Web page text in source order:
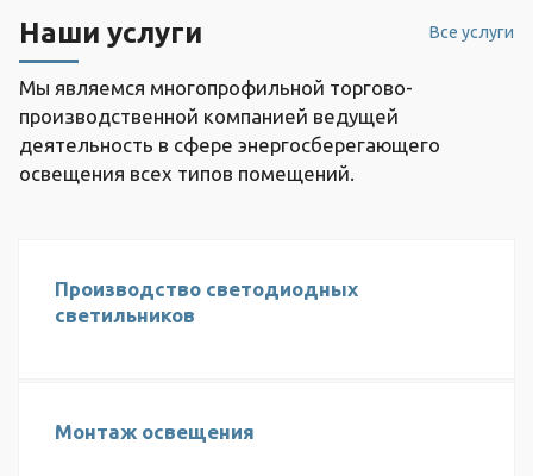
Все услуги
Наши услуги
Мы являемся многопрофильной торгово-
производственной компанией ведущей
деятельность в сфере энергосберегающего
освещения всех типов помещений.
Производство светодиодных
светильников
Монтаж освещения